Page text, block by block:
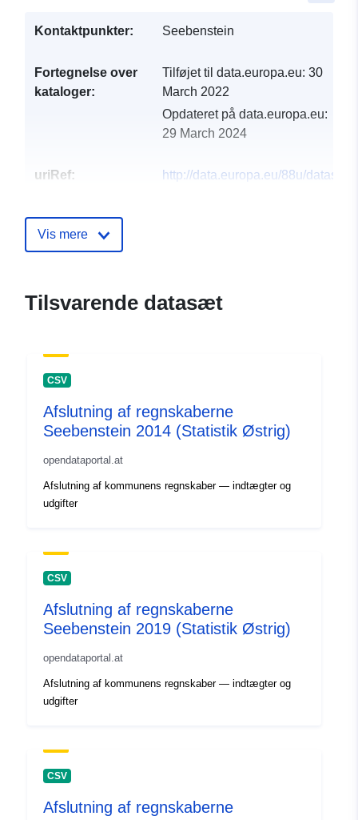
Kontaktpunkter: Seebenstein
Fortegnelse over
kataloger:
Tilføjet til data.europa.eu: 30
March 2022
Opdateret på data.europa.eu:
29 March 2024
uriRef:
http://data.europa.eu/88u/
Vis mere
Tilsvarende datasæt
CSV
Afslutning af regnskaberne
Seebenstein 2014 (Statistik Østrig)
opendataportal.at
Afslutning af kommunens regnskaber — indtægter og
udgifter
CSV
Afslutning af regnskaberne
Seebenstein 2019 (Statistik Østrig)
opendataportal.at
Afslutning af kommunens regnskaber — indtægter og
udgifter
CSV
Afslutning af regnskaberne